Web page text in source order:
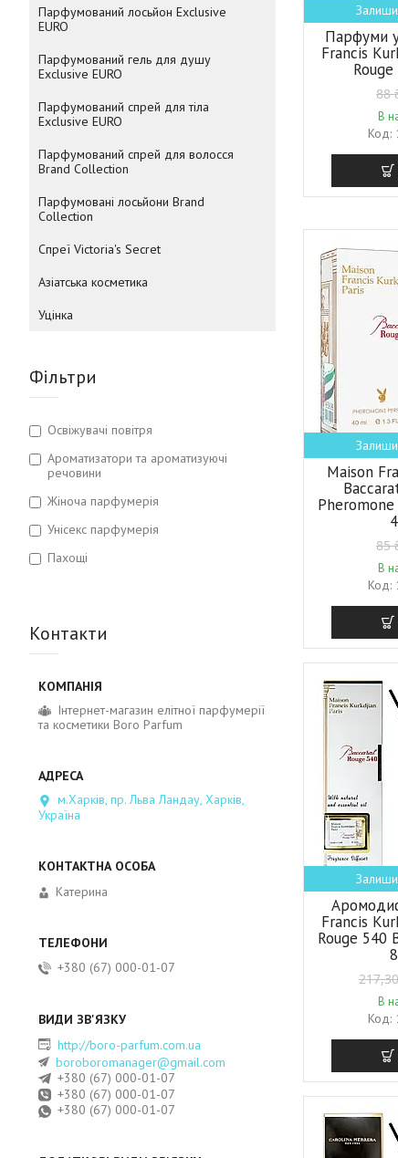
Парфуми
Francis
88
В
Maison
Pheromone
85
В
Francis
Rouge 540
В
Парфумований лосьйон Exclusive
EURO
Парфумований гель для душу
Exclusive EURO
Парфумований спрей для тіла
Exclusive EURO
Парфумований спрей для волосся
Brand Collection
Парфумовані лосьйони Brand
Collection
Спреї Victoria's Secret
Азіатська косметика
Уцінка
Фільтри
Освіжувачі повітря
Ароматизатори та ароматизуючі
речовини
Жіноча парфумерія
Унісекс парфумерія
Пахощі
Контакти
Інтернет-магазин елітної парфумерії
та косметики Boro Parfum
м.Харків, пр. Льва Ландау, Харків,
Україна
Катерина
+380 (67) 000-01-07
http://boro-parfum.com.ua
boroboromanager@gmail.com
+380 (67) 000-01-07
+380 (67) 000-01-07
+380 (67) 000-01-07